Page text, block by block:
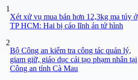
1
Xét xử vụ mua bán hơn 12,3kg ma túy ở
TP HCM: Hai bị cáo lĩnh án tử hình
2
Bộ Công an kiểm tra công tác quản lý,
giam giữ, giáo dục cải tạo phạm nhân tại
Công an tỉnh Cà Mau